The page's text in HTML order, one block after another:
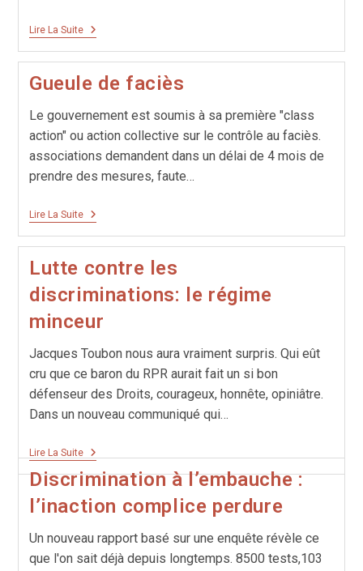
Lire La Suite
Les
Ont-
Chassé
Gueule de faciès
Le gouvernement est soumis à sa première "class
action" ou action collective sur le contrôle au faciès.
associations demandent dans un délai de 4 mois de
prendre des mesures, faute…
Lire La Suite
Gueule
Faciès
Lutte contre les
discriminations: le régime
minceur
Jacques Toubon nous aura vraiment surpris. Qui eût
cru que ce baron du RPR aurait fait un si bon
défenseur des Droits, courageux, honnête, opiniâtre.
Dans un nouveau communiqué qui…
Lire La Suite
Lutte
Les
Le
Discrimination à l’embauche :
l’inaction complice perdure
Un nouveau rapport basé sur une enquête révèle ce
que l'on sait déjà depuis longtemps. 8500 tests,103